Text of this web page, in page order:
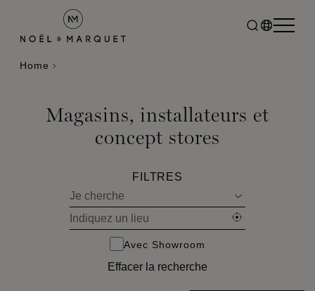
Home
Magasins, installateurs et
concept stores
FILTRES
Je cherche
Avec Showroom
Effacer la recherche